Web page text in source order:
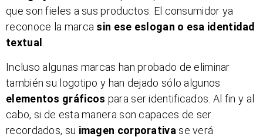
que son fieles a sus productos. El consumidor ya
reconoce la marca sin ese eslogan o esa identidad
textual .
Incluso algunas marcas han probado de eliminar
también su logotipo y han dejado sólo algunos
elementos gráficos para ser identificados. Al fin y al
cabo, si de esta manera son capaces de ser
recordados, su imagen corporativa se verá